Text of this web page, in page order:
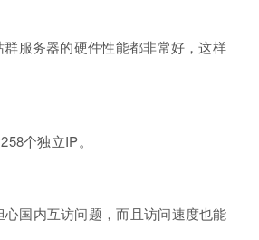
服务器的硬件性能都非常好，这样
个独立IP。
国内互访问题，而且访问速度也能